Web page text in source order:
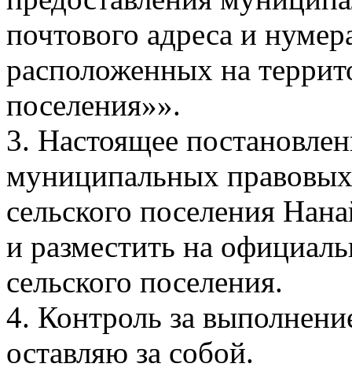
почтового адреса и
расположенных на
поселения»».
3. Настоящее
муниципальных правовых
сельского поселения
и разместить на
сельского поселения.
4. Контроль за
оставляю за собой.